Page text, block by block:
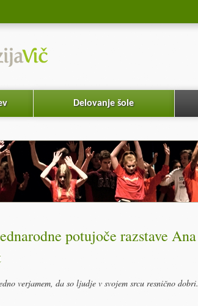
Delovanje šole
potujoče razstave
verjamem, da so ljudje v svojem srcu resnično